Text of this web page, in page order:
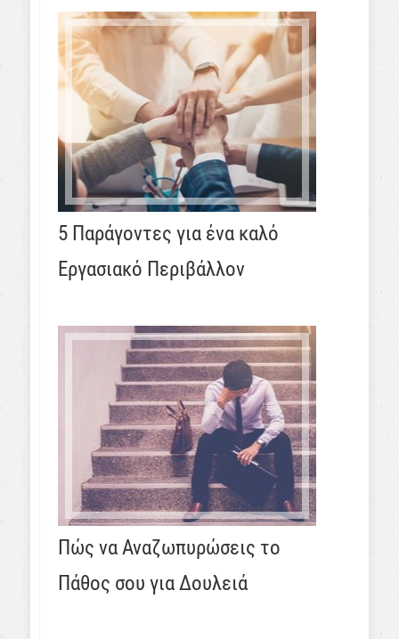
5 Παράγοντες για ένα καλό
Εργασιακό Περιβάλλον
Πώς να Αναζωπυρώσεις το
Πάθος σου για Δουλειά